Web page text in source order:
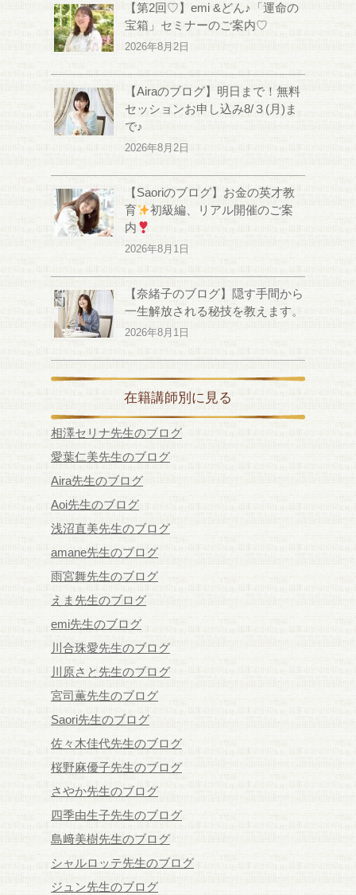
【第2回♡】emi &どん♪「運命の
宝箱」セミナーのご案内♡
2026年8月2日
【Airaのブログ】明日まで！無料
セッションお申し込み8/３(月)ま
で♪
2026年8月2日
【Saoriのブログ】お金の英才教
育
初級編、リアル開催のご案
内
2026年8月1日
【奈緒子のブログ】隠す手間から
一生解放される秘技を教えます。
2026年8月1日
在籍講師別に見る
相澤セリナ先生のブログ
愛葉仁美先生のブログ
Aira先生のブログ
Aoi先生のブログ
浅沼直美先生のブログ
amane先生のブログ
雨宮舞先生のブログ
えま先生のブログ
emi先生のブログ
川合珠愛先生のブログ
川原さと先生のブログ
宮司薫先生のブログ
Saori先生のブログ
佐々木佳代先生のブログ
桜野麻優子先生のブログ
さやか先生のブログ
四季由生子先生のブログ
島﨑美樹先生のブログ
シャルロッテ先生のブログ
ジュン先生のブログ